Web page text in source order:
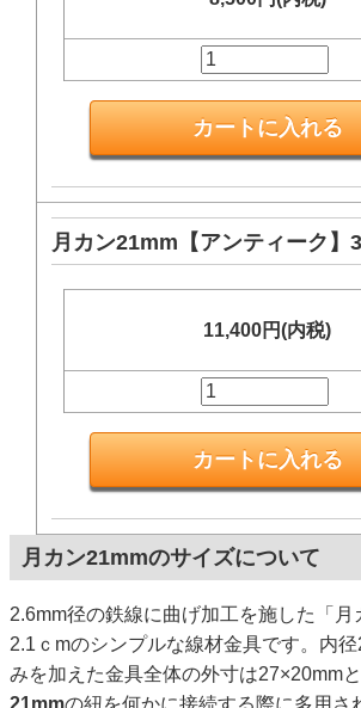
月カン21mm【アンティーク】
11,400円(内税)
月カン21mmのサイズについて
2.6mm径の鉄線に曲げ加工を施した「月
2.1ｃmのシンプルな線材金具です。内
みを加えた金具全体の外寸は27×20mm
21mmの紐を何かに接続する際に多用さ